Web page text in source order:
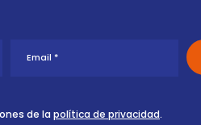
de la política de privacidad.